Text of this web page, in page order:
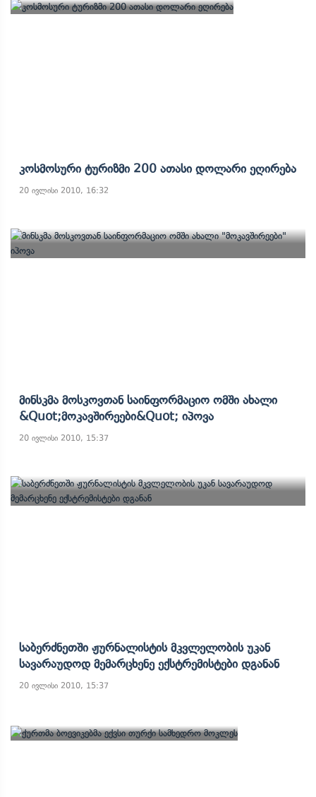
Კოსმოსური Ტურიზმი 200 Ათასი Დოლარი Ეღირება
20 ივლისი 2010, 16:32
Მინსკმა Მოსკოვთან Საინფორმაციო Ომში Ახალი
&quot;მოკავშირეები&quot; Იპოვა
20 ივლისი 2010, 15:37
Საბერძნეთში Ჟურნალისტის Მკვლელობის Უკან
Სავარაუდოდ Მემარცხენე Ექსტრემისტები Დგანან
20 ივლისი 2010, 15:37